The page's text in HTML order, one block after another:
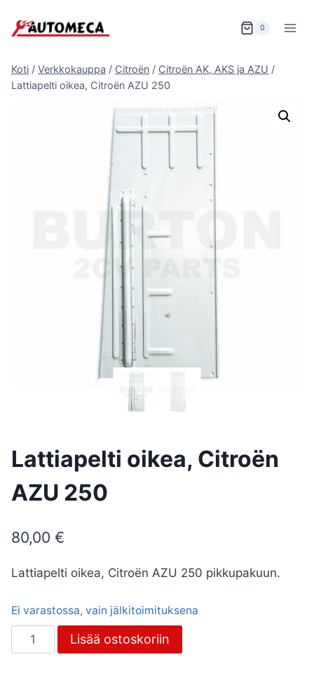
sisältöön
0
Koti / Verkkokauppa / Citroën / Citroën AK, AKS ja AZU /
Lattiapelti oikea, Citroën AZU 250
Lattiapelti oikea, Citroën
AZU 250
80,00 €
Lattiapelti oikea, Citroën AZU 250 pikkupakuun.
Ei varastossa, vain jälkitoimituksena
Lattiapelti
oikea,
Lisää ostoskoriin